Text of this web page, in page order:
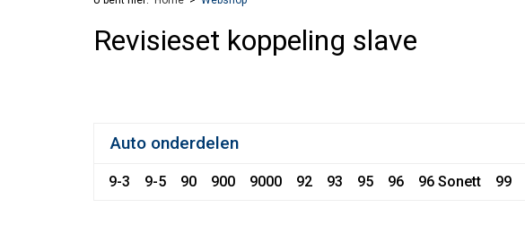
Revisieset koppeling slave
Auto onderdelen
9-3 9-5 90 900 9000 92 93 95 96 96 Sonett 99